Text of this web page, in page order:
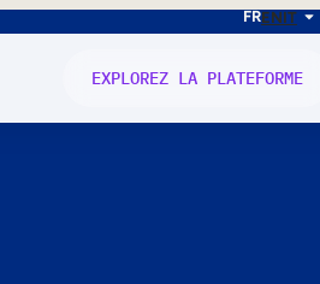
FRENIT
EXPLOREZ LA PLATEFORME